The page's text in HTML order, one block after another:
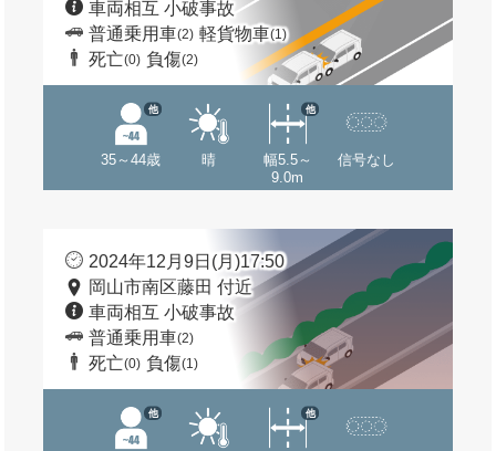
車両相互 小破事故
普通乗用車(2) 軽貨物車(1)
死亡(0) 負傷(2)
35～44歳
他
晴
幅5.5～
9.0m
他
信号なし
2024年12月9日(月)17:50
岡山市南区藤田 付近
車両相互 小破事故
普通乗用車(2)
死亡(0) 負傷(1)
他 他